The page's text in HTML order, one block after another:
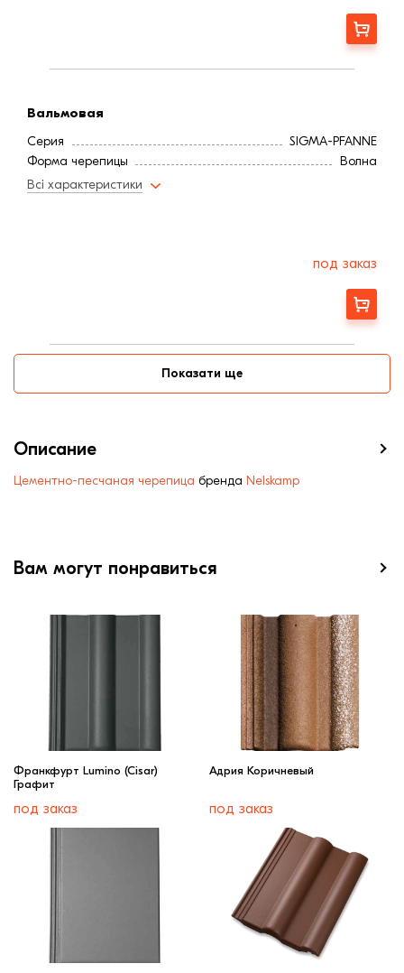
Заказать
Вальмовая
Серия
SIGMA-PFANNE
Форма черепицы
Волна
Всі характеристики
под заказ
Заказать
Показати ще
Описание
Цементно-песчаная черепица бренда Nelskamp
Вам могут понравиться
Франкфурт Lumino (Cisar)
Графит
под заказ
Адрия Коричневый
под заказ